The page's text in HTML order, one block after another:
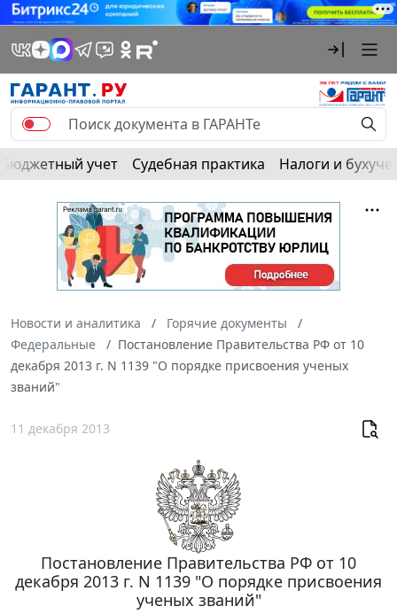
Бюджетный учет Судебная практика Налоги и
Новости и аналитика
Горячие документы
Федеральные
Постановление Правительства РФ от 10
декабря 2013 г. N 1139 "О порядке присвоения ученых
званий"
11 декабря 2013
Постановление Правительства РФ от 10
декабря 2013 г. N 1139 "О порядке присвоения
ученых званий"